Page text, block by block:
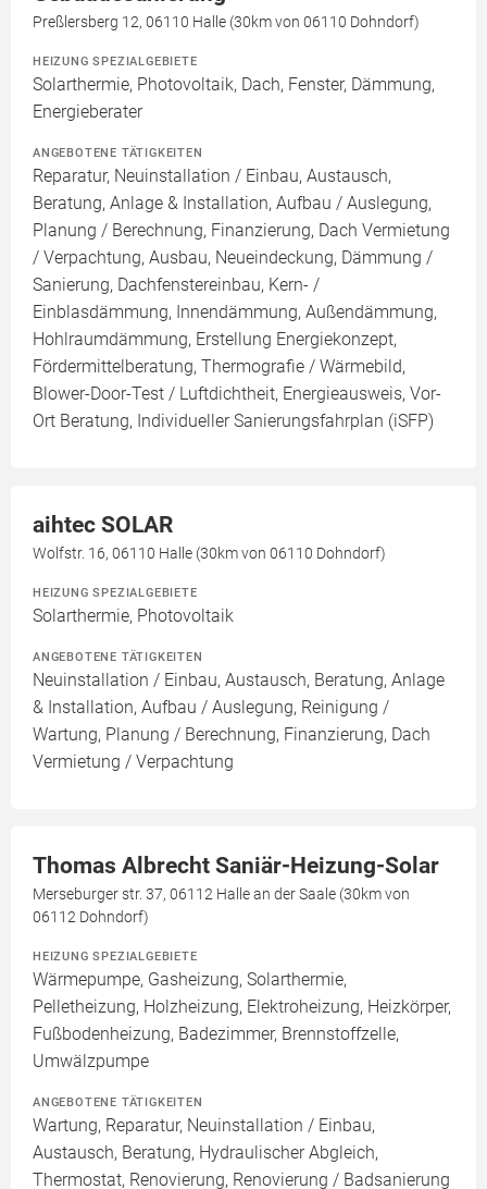
Preßlersberg 12, 06110 Halle (30km von 06110 Dohndorf)
HEIZUNG SPEZIALGEBIETE
Solarthermie, Photovoltaik, Dach, Fenster, Dämmung,
Energieberater
ANGEBOTENE TÄTIGKEITEN
Reparatur, Neuinstallation / Einbau, Austausch,
Beratung, Anlage & Installation, Aufbau / Auslegung,
Planung / Berechnung, Finanzierung, Dach Vermietung
/ Verpachtung, Ausbau, Neueindeckung, Dämmung /
Sanierung, Dachfenstereinbau, Kern- /
Einblasdämmung, Innendämmung, Außendämmung,
Hohlraumdämmung, Erstellung Energiekonzept,
Fördermittelberatung, Thermografie / Wärmebild,
Blower-Door-Test / Luftdichtheit, Energieausweis, Vor-
Ort Beratung, Individueller Sanierungsfahrplan (iSFP)
aihtec SOLAR
Wolfstr. 16, 06110 Halle (30km von 06110 Dohndorf)
HEIZUNG SPEZIALGEBIETE
Solarthermie, Photovoltaik
ANGEBOTENE TÄTIGKEITEN
Neuinstallation / Einbau, Austausch, Beratung, Anlage
& Installation, Aufbau / Auslegung, Reinigung /
Wartung, Planung / Berechnung, Finanzierung, Dach
Vermietung / Verpachtung
Thomas Albrecht Saniär-Heizung-Solar
Merseburger str. 37, 06112 Halle an der Saale (30km von
06112 Dohndorf)
HEIZUNG SPEZIALGEBIETE
Wärmepumpe, Gasheizung, Solarthermie,
Pelletheizung, Holzheizung, Elektroheizung, Heizkörper,
Fußbodenheizung, Badezimmer, Brennstoffzelle,
Umwälzpumpe
ANGEBOTENE TÄTIGKEITEN
Wartung, Reparatur, Neuinstallation / Einbau,
Austausch, Beratung, Hydraulischer Abgleich,
Thermostat, Renovierung, Renovierung / Badsanierung